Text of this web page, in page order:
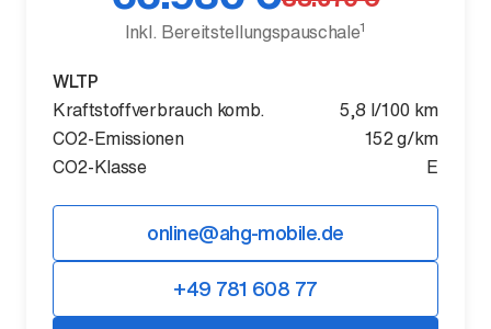
Der neue BMW X5.
Geschaffen, um vorauszugehen.
Inkl. Bereitstellungspauschale1
WLTP
Kraftstoffverbrauch komb.
5,8 l/100 km
CO2-Emissionen
152 g/km
CO2-Klasse
E
online@ahg-mobile.de
+49 781 608 77